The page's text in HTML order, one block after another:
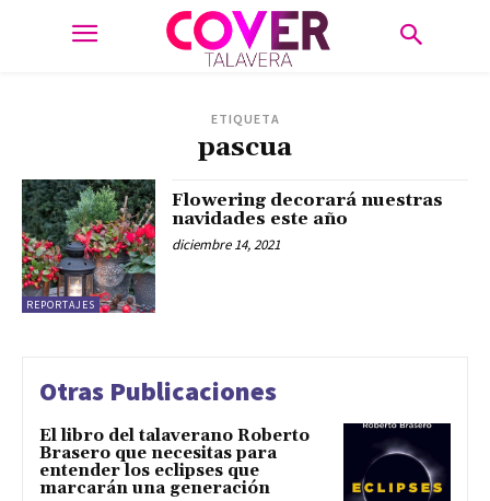
ETIQUETA
pascua
REPORTAJES
Flowering decorará nuestras
navidades este año
diciembre 14, 2021
Otras Publicaciones
El libro del talaverano Roberto
Brasero que necesitas para
entender los eclipses que
marcarán una generación